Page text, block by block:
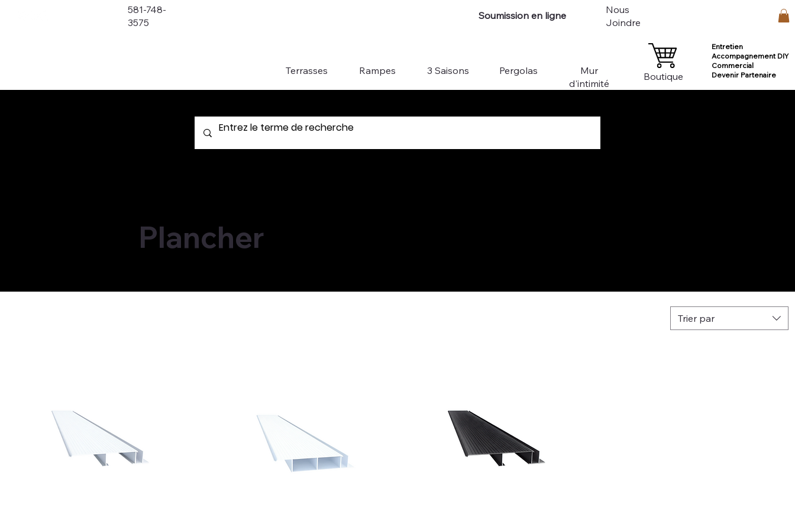
581-748-
3575
Soumission en ligne
Nous
Joindre
Terrasses Rampes 3 Saisons Pergolas
Mur
d'intimité
Boutique
Entretien
Accompagnement DIY
Commercial
Devenir Partenaire
Plancher
Trier par